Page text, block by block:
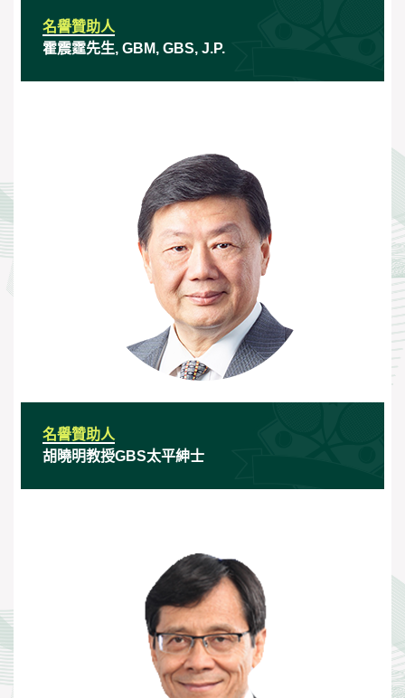
名譽贊助人
霍震霆先生, GBM, GBS, J.P.
名譽贊助人
胡曉明教授GBS太平紳士